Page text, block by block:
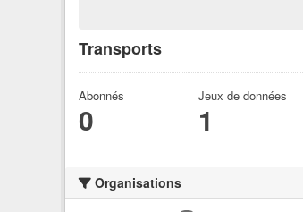
Transports
Abonnés
0
Jeux de données
1
Organisations